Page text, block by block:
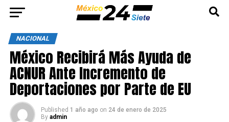
NACIONAL
México Recibirá Más Ayuda de
ACNUR Ante Incremento de
Deportaciones por Parte de EU
Published 1 año ago on 24 de enero de 2025
By admin